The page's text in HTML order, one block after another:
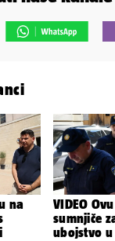
na
VIDEO
sumnjiče
ubojstvo